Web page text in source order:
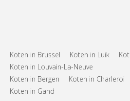
Koten in Brussel Koten in Luik
Koten in Louvain-La-Neuve
Koten in Bergen
Koten in Charleroi
Koten in Gand